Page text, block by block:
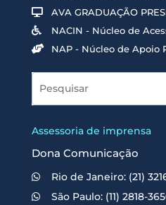
AVA GRADUAÇÃO
NACIN - Núcleo de
NAP - Núcleo de Apoio
Assessoria de imprensa
Dona Comunicação
Rio de Janeiro: (21)
São Paulo: (11) 2818-